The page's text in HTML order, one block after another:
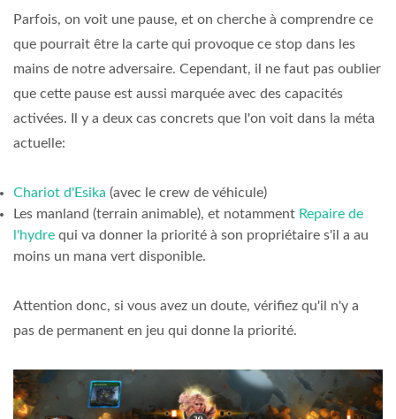
Parfois, on voit une pause, et on cherche à comprendre ce
que pourrait être la carte qui provoque ce stop dans les
mains de notre adversaire. Cependant, il ne faut pas oublier
que cette pause est aussi marquée avec des capacités
activées. Il y a deux cas concrets que l'on voit dans la méta
actuelle:
Chariot d'Esika (avec le crew de véhicule)
Les manland (terrain animable), et notamment Repaire de
l'hydre qui va donner la priorité à son propriétaire s'il a au
moins un mana vert disponible.
Attention donc, si vous avez un doute, vérifiez qu'il n'y a
pas de permanent en jeu qui donne la priorité.